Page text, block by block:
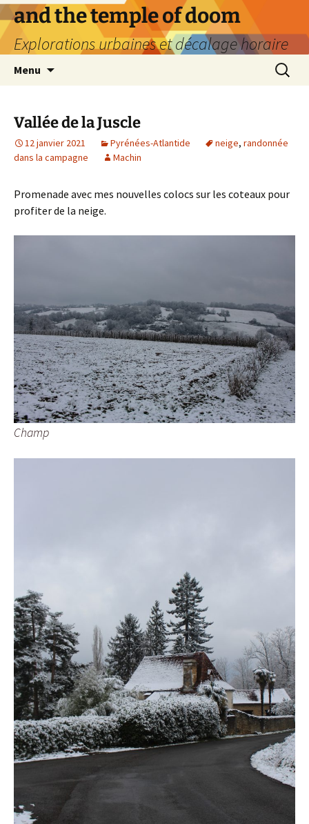
Aller
au
contenu
and the temple of doom
Explorations urbaines et décalage horaire
Menu
Vallée de la Juscle
12 janvier 2021 Pyrénées-Atlantide neige, randonnée
dans la campagne
Machin
Promenade avec mes nouvelles colocs sur les coteaux pour
profiter de la neige.
Champ